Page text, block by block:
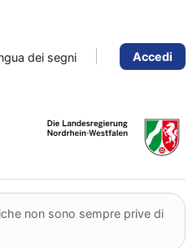
dei segni Accedi
non sono sempre prive di